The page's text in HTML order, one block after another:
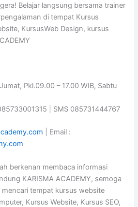
Belajar langsung bersama trainer
di tempat Kursus
KursusWeb Design, kursus
Pkl.09.00 – 17.00 WIB, Sabtu
| SMS 085731444767
| Email :
berkenan membaca informasi
KARISMA ACADEMY, semoga
tempat kursus website
Kursus Website, Kursus SEO,